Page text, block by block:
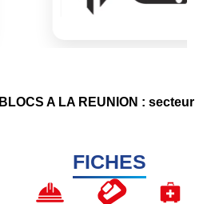
BLOCS A LA REUNION : secteur
FICHES